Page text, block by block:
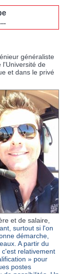
généraliste
l'Université de
et dans le privé
et de salaire,
surtout si l'on
démarche,
A partir du
relativement
» pour
postes